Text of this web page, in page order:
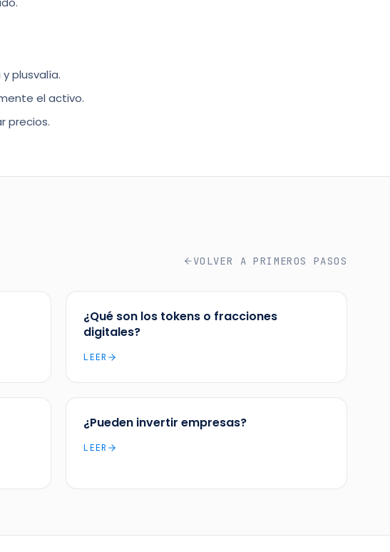
plusvalía.
el activo.
precios.
VOLVER APRIMEROS PASOS
¿Qué son los tokens o fracciones
digitales?
LEER
¿Pueden invertir empresas?
LEER